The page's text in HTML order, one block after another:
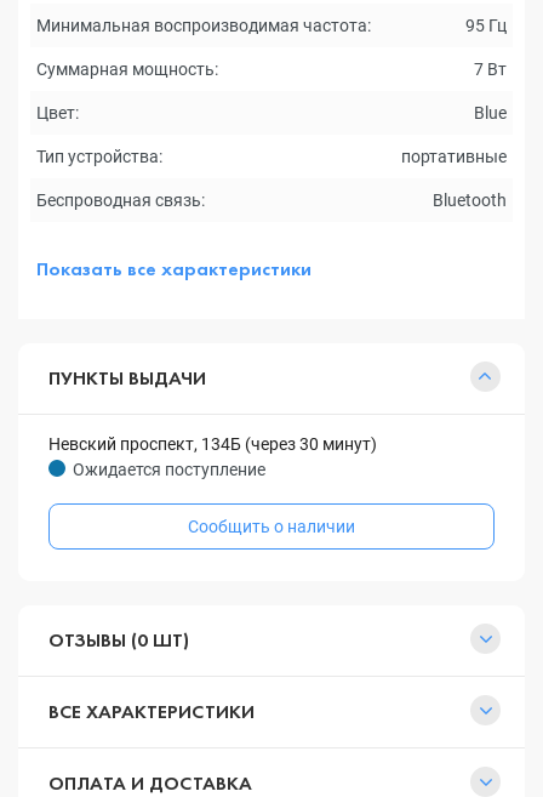
Минимальная воспроизводимая частота: 95 Гц
Суммарная мощность: 7 Вт
Цвет: Blue
Тип устройства: портативные
Беспроводная связь: Bluetooth
Показать все характеристики
ПУНКТЫ ВЫДАЧИ
Невский проспект, 134Б (через 30 минут)
Ожидается поступление
Сообщить о наличии
ОТЗЫВЫ (0 ШТ)
ВСЕ ХАРАКТЕРИСТИКИ
ОПЛАТА И ДОСТАВКА